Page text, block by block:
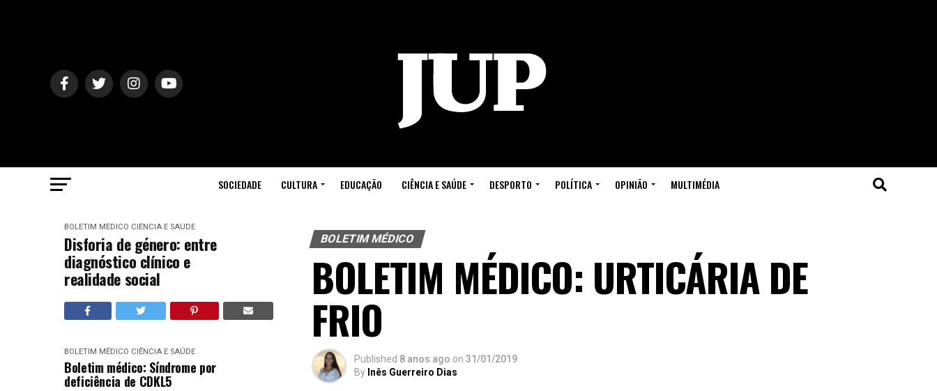
SOCIEDADE CULTURA EDUCAÇÃO CIÊNCIA E SAÚDE DESPORTO POLÍTICA OPINIÃO MULTIMÉDIA
BOLETIM MÉDICO CIÊNCIA E SAÚDE
Disforia de género: entre
diagnóstico clínico e
realidade social
BOLETIM MÉDICO CIÊNCIA E SAÚDE
Boletim médico: Síndrome por
deficiência de CDKL5
BOLETIM MÉDICO
BOLETIM MÉDICO: URTICÁRIA DE
FRIO
Published 8 anos ago on 31/01/2019
By Inês Guerreiro Dias